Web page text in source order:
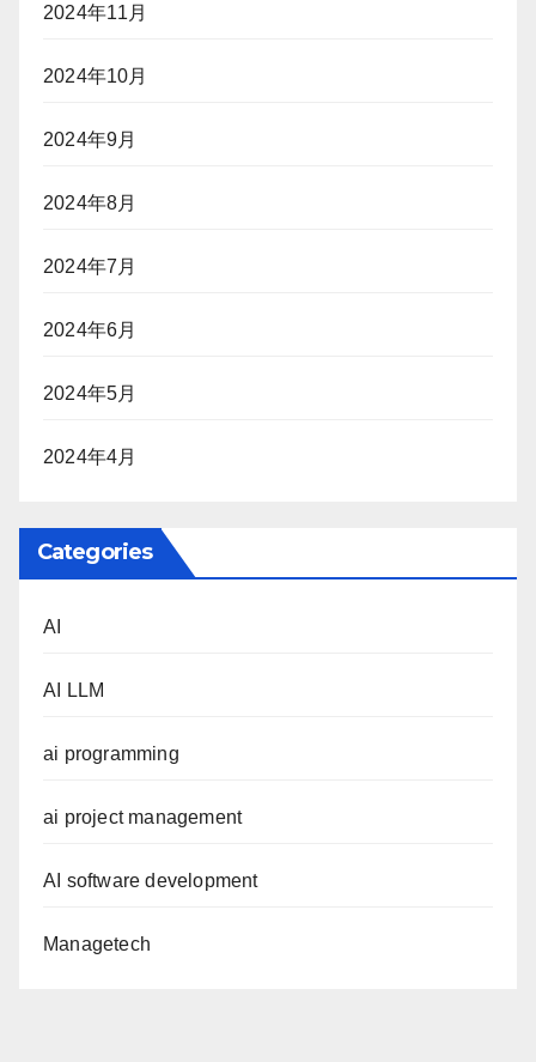
2024年11月
2024年10月
2024年9月
2024年8月
2024年7月
2024年6月
2024年5月
2024年4月
Categories
AI
AI LLM
ai programming
ai project management
AI software development
Managetech